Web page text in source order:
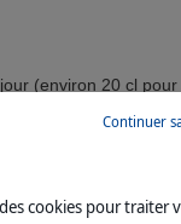
(environ 20 cl pour
en lien avec
de chaleur et aussi
cookies pour traiter
Continuer